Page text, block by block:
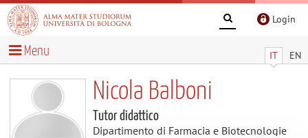
Login
IT EN
Menu
Nicola Balboni
Tutor didattico
Dipartimento di Farmacia e Biotecnologie